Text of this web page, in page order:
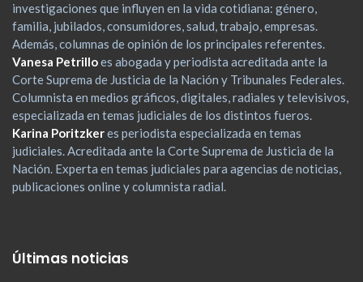
investigaciones que influyen en la vida cotidiana: género,
familia, jubilados, consumidores, salud, trabajo, empresas.
Además, columnas de opinión de los principales referentes.
Vanesa Petrilloes abogada y periodista acreditada ante la
Corte Suprema de Justicia de la Nación y Tribunales Federales.
Columnista en medios gráficos, digitales, radiales y televisivos,
especializada en temas judiciales de los distintos fueros.
Karina Poritzkeres periodista especializada en temas
judiciales. Acreditada ante la Corte Suprema de Justicia de la
Nación. Experta en temas judiciales para agencias de noticias,
publicaciones online y columnista radial.
Últimas noticias